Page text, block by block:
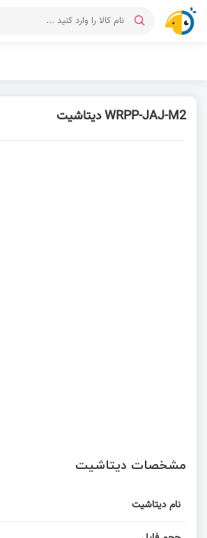
WRPP-JAJ-M2 دیتاشیت
مشخصات دیتاشیت
نام دیتاشیت